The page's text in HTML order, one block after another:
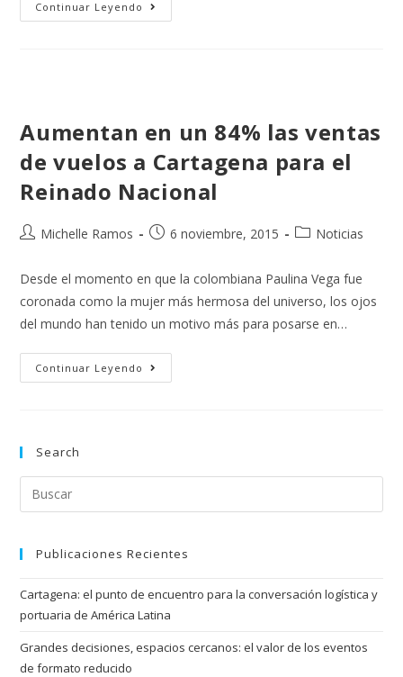
Continuar Leyendo
Aumentan en un 84% las ventas
de vuelos a Cartagena para el
Reinado Nacional
Michelle Ramos 6 noviembre, 2015 Noticias
Desde el momento en que la colombiana Paulina Vega fue
coronada como la mujer más hermosa del universo, los ojos
del mundo han tenido un motivo más para posarse en…
Continuar Leyendo
Search
Publicaciones Recientes
Cartagena: el punto de encuentro para la conversación logística y
portuaria de América Latina
Grandes decisiones, espacios cercanos: el valor de los eventos
de formato reducido